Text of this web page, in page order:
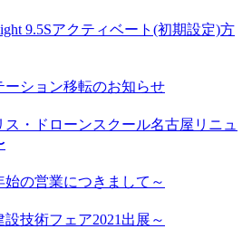
9.5Sアクティベート(初期設定)方
ーション移転のお知らせ
・ドローンスクール名古屋リニュ
の営業につきまして～
技術フェア2021出展～